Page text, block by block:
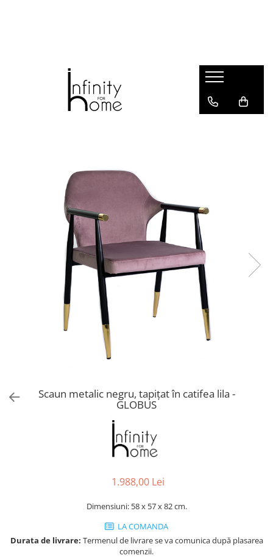
Biblioteci și rafturi
Masute auxiliare
Taburete și pufi
Masute de cafea
Mobila dormitor
Comode dormitor
Covoare dormitor
Console dormitor
Fotolii dormitor
Mese
Console hol
Scaun metalic negru, tapițat în catifea lila -
GLOBUS
1.988,00 Lei
Dimensiuni: 58 x 57 x 82 cm.
LA COMANDA
Durata de livrare: Termenul de livrare se va comunica după plasarea
comenzii.